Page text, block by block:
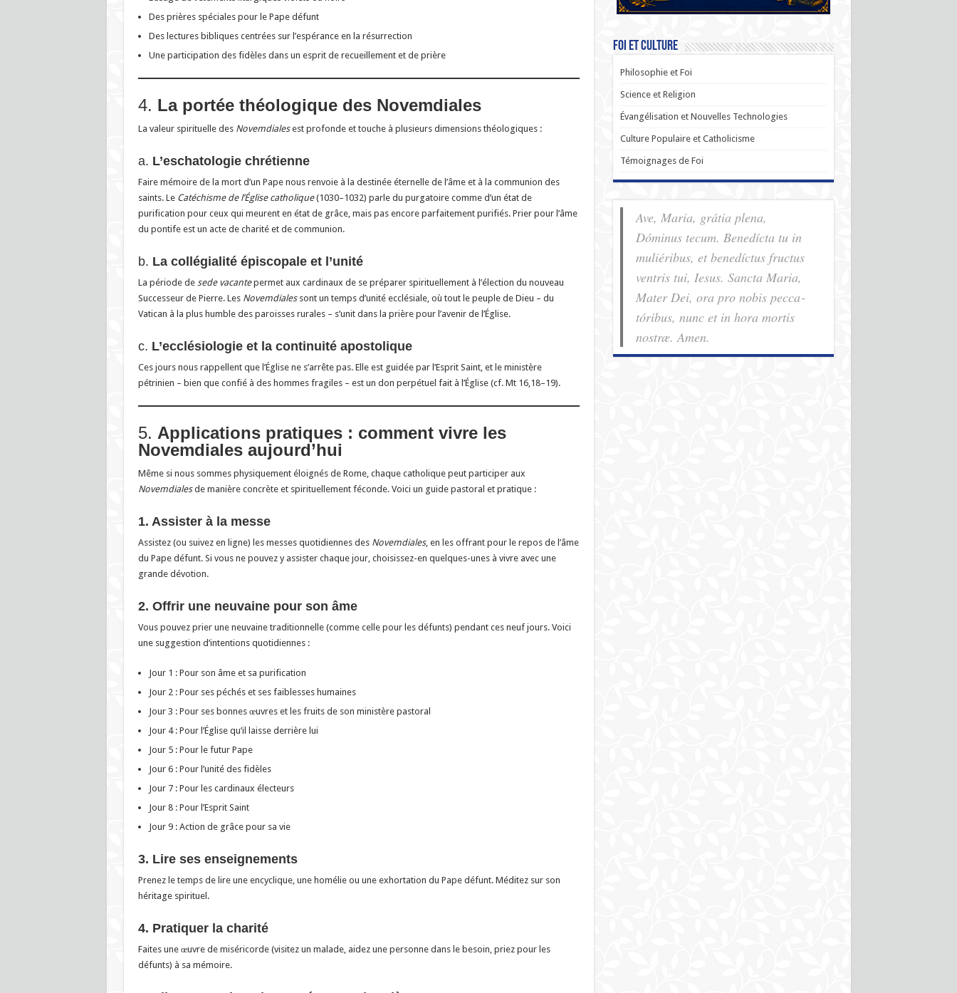
Des prières spéciales pour le Pape défunt
Des lectures bibliques centrées sur l’espérance en la résurrection
Une participation des fidèles dans un esprit de recueillement et de prière
4. La portée théologique des Novemdiales
La valeur spirituelle des Novemdialesest profonde et touche à plusieurs dimensions théologiques :
a. L’eschatologie chrétienne
Faire mémoire de la mort d’un Pape nous renvoie à la destinée éternelle de l’âme et à la communion des
saints. Le Catéchisme de l’Église catholique(1030–1032) parle du purgatoire comme d’un état de
purification pour ceux qui meurent en état de grâce, mais pas encore parfaitement purifiés. Prier pour l’âme
du pontife est un acte de charité et de communion.
b. La collégialité épiscopale et l’unité
La période de sede vacantepermet aux cardinaux de se préparer spirituellement à l’élection du nouveau
Successeur de Pierre. Les Novemdialessont un temps d’unité ecclésiale, où tout le peuple de Dieu – du
Vatican à la plus humble des paroisses rurales – s’unit dans la prière pour l’avenir de l’Église.
c. L’ecclésiologie et la continuité apostolique
Ces jours nous rappellent que l’Église ne s’arrête pas. Elle est guidée par l’Esprit Saint, et le ministère
pétrinien – bien que confié à des hommes fragiles – est un don perpétuel fait à l’Église (cf. Mt 16,18–19).
5. Applications pratiques : comment vivre les
Novemdiales aujourd’hui
Même si nous sommes physiquement éloignés de Rome, chaque catholique peut participer aux
Novemdialesde manière concrète et spirituellement féconde. Voici un guide pastoral et pratique :
1. Assister à la messe
Assistez (ou suivez en ligne) les messes quotidiennes des Novemdiales, en les offrant pour le repos de l’âme
du Pape défunt. Si vous ne pouvez y assister chaque jour, choisissez-en quelques-unes à vivre avec une
grande dévotion.
2. Offrir une neuvaine pour son âme
Vous pouvez prier une neuvaine traditionnelle (comme celle pour les défunts) pendant ces neuf jours. Voici
une suggestion d’intentions quotidiennes :
Jour 1 : Pour son âme et sa purification
Jour 2 : Pour ses péchés et ses faiblesses humaines
Jour 3 : Pour ses bonnes œuvres et les fruits de son ministère pastoral
Jour 4 : Pour l’Église qu’il laisse derrière lui
Jour 5 : Pour le futur Pape
Jour 6 : Pour l’unité des fidèles
Jour 7 : Pour les cardinaux électeurs
Jour 8 : Pour l’Esprit Saint
Jour 9 : Action de grâce pour sa vie
3. Lire ses enseignements
Prenez le temps de lire une encyclique, une homélie ou une exhortation du Pape défunt. Méditez sur son
héritage spirituel.
4. Pratiquer la charité
Faites une œuvre de miséricorde (visitez un malade, aidez une personne dans le besoin, priez pour les
défunts) à sa mémoire.
Foi et Culture
Philosophie et Foi
Science et Religion
Évangélisation et Nouvelles Technologies
Culture Populaire et Catholicisme
Témoignages de Foi
Ave, Maria, grátia plena,
Dóminus tecum. Benedícta tu in
muliéribus, et benedíctus fructus
ventris tui, Iesus. Sancta Maria,
Mater Dei, ora pro nobis pec­ca­
tóribus, nunc et in hora mortis
nostræ. Amen.